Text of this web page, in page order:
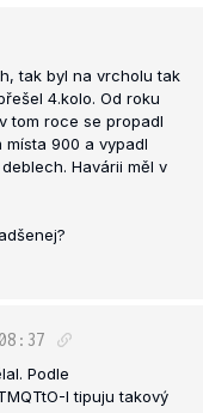
tak byl na vrcholu tak
4.kolo. Od roku
tom roce se propadl
místa 900 a vypadl
Havárii měl v
08:37
Podle
I tipuju takový